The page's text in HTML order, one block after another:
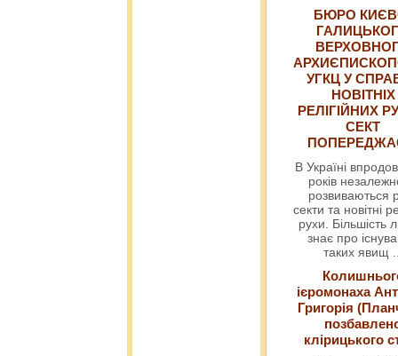
БЮРО
УГКЦ У
НОВІТНІХ
РЕЛІГІЙНИХ
СЕКТ
В Україні
років
розвиваються
секти та новітні
рухи. Більшість
знає про
таких явищ
ієромонаха
Григорія
клірицького